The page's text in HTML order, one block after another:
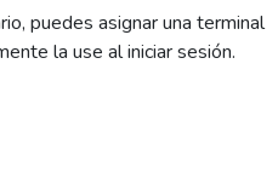
puedes asignar una terminal
la use al iniciar sesión.